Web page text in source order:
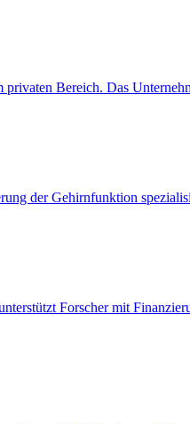
Bereich. Das
der Gehirnfunktion
Forscher mit